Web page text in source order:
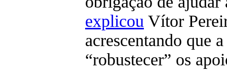
explicou Vítor
acrescentando que
“robustecer” os